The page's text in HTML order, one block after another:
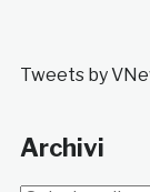
Tweets by
Archivi